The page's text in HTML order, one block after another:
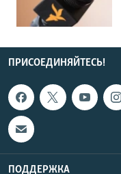
ПРИСОЕДИНЯЙТЕСЬ!
ПОДДЕРЖКА